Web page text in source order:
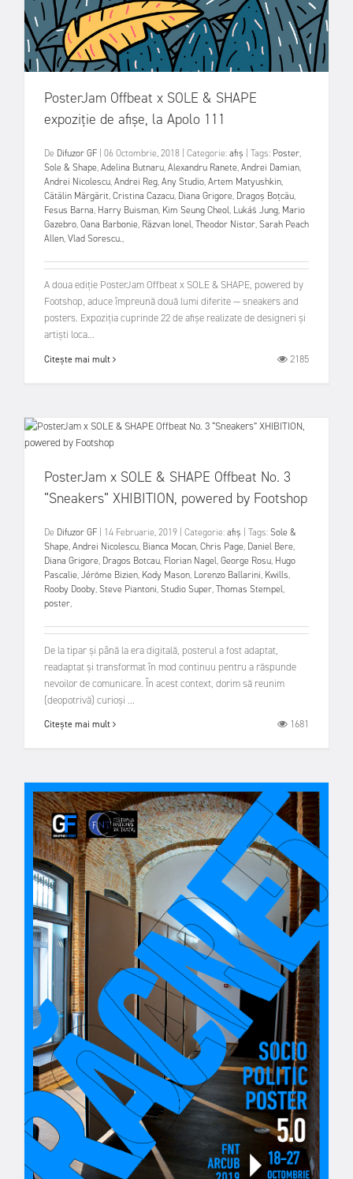
PosterJam Offbeat x SOLE & SHAPE
expoziție de afișe, la Apolo 111
De Difuzor GF 06 Octombrie, 2018 Categorie:afiș Tags: Poster,
Sole & Shape,Adelina Butnaru,Alexandru Ranete,Andrei Damian,
Andrei Nicolescu,Andrei Reg,Any Studio,Artem Matyushkin,
Cătălin Mărgărit,Cristina Cazacu, Diana Grigore, Dragoș Boțcău,
Fesus Barna, Harry Buisman, Kim Seung Cheol, Lukáš Jung, Mario
Gazebro,Oana Barbonie, Răzvan Ionel,Theodor Nistor,Sarah Peach
Allen,Vlad Sorescu.,
A doua ediție PosterJam Offbeat x SOLE & SHAPE, powered by
Footshop, aduce împreună două lumi diferite — sneakers and
posters. Expoziția cuprinde 22 de afișe realizate de designeri și
artiști loca...
Citește mai mult 2185
PosterJam x SOLE & SHAPE Offbeat No. 3
“Sneakers” XHIBITION, powered by Footshop
De Difuzor GF 14 Februarie, 2019 Categorie:afiș Tags:Sole &
Shape,Andrei Nicolescu, Bianca Mocan,Chris Page, Daniel Bere,
Diana Grigore, Dragos Botcau, Florian Nagel,George Rosu, Hugo
Pascalie,Jérôme Bizien, Kody Mason, Lorenzo Ballarini, Kwills,
Rooby Dooby,Steve Piantoni,Studio Super,Thomas Stempel,
poster,
De la tipar şi până la era digitală, posterul a fost adaptat,
readaptat şi transformat în mod continuu pentru a răspunde
nevoilor de comunicare. În acest context, dorim să reunim
(deopotrivă) curioşi ...
Citește mai mult 1681